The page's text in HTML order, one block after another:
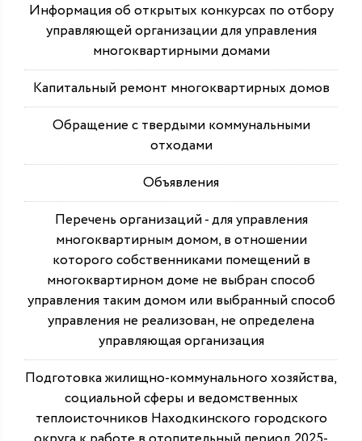
Информация об открытых конкурсах по отбору
управляющей организации для управления
многоквартирными домами
Капитальный ремонт многоквартирных домов
Обращение с твердыми коммунальными
отходами
Объявления
Перечень организаций - для управления
многоквартирным домом, в отношении
которого собственниками помещений в
многоквартирном доме не выбран способ
управления таким домом или выбранный способ
управления не реализован, не определена
управляющая организация
Подготовка жилищно-коммунального хозяйства,
социальной сферы и ведомственных
теплоисточников Находкинского городского